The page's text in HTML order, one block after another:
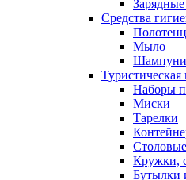
Зарядные
Средства
Мыло
Шампуни
Туристическая
Наборы
Миски
Тарелки
Кружки,
Бутылки